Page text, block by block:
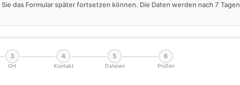
das Formular später fortsetzen können. Die Daten werden nach 7 Tagen
3
Ort
4
Kontakt
5
Dateien
6
Prüfen